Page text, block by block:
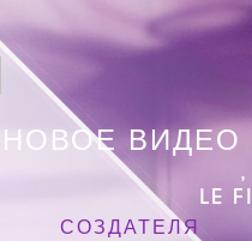
НОВОЕ ВИДЕО
,
LE
СОЗДАТЕЛЯ